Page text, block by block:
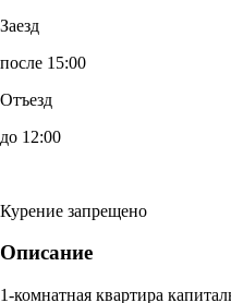
Заезд
после 15:00
Отъезд
до 12:00
Курение запрещено
Описание
1-комнатная квартира